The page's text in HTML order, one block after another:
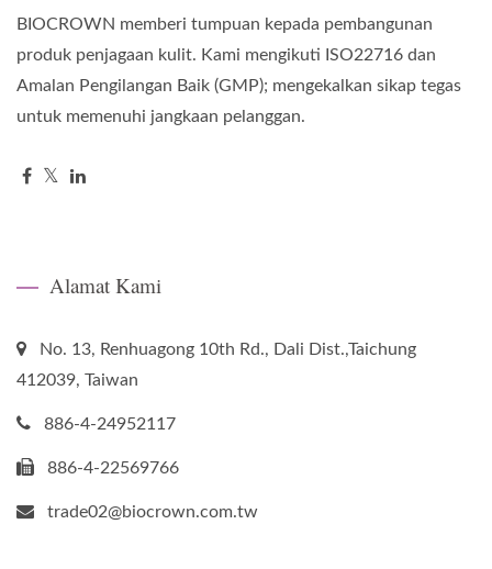
BIOCROWN memberi tumpuan kepada pembangunan
produk penjagaan kulit. Kami mengikuti ISO22716 dan
Amalan Pengilangan Baik (GMP); mengekalkan sikap tegas
untuk memenuhi jangkaan pelanggan.
Alamat Kami
No. 13, Renhuagong 10th Rd., Dali Dist.,Taichung
412039, Taiwan
886-4-24952117
886-4-22569766
trade02@biocrown.com.tw